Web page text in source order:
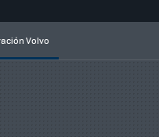
Volvo